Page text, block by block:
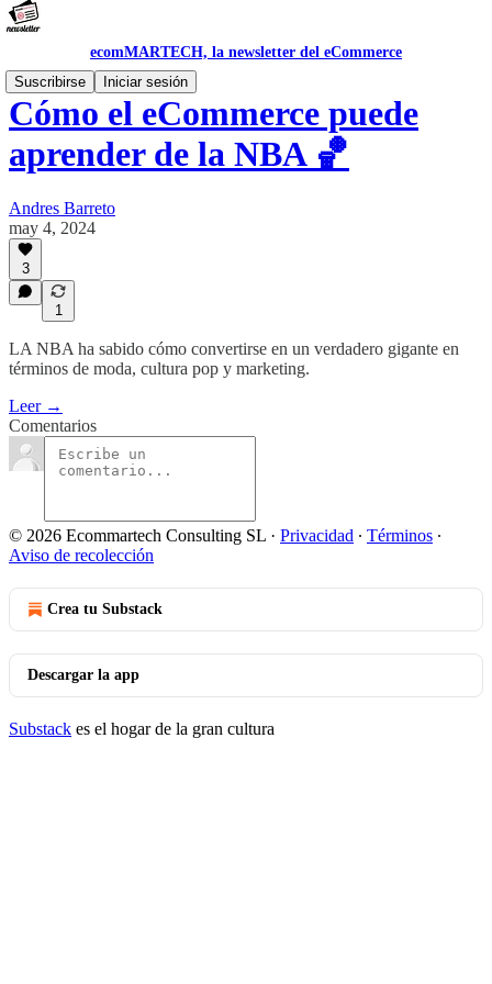
ecomMARTECH, la newsletter del eCommerce
Suscribirse
Iniciar sesión
Cómo el eCommerce puede
aprender de la NBA 🏀
Andres Barreto
may 4, 2024
3
1
LA NBA ha sabido cómo convertirse en un verdadero gigante en
términos de moda, cultura pop y marketing.
Leer →
Comentarios
© 2026 Ecommartech Consulting SL · Privacidad ∙ Términos ∙
Aviso de recolección
Crea tu Substack
Descargar la app
Substack es el hogar de la gran cultura